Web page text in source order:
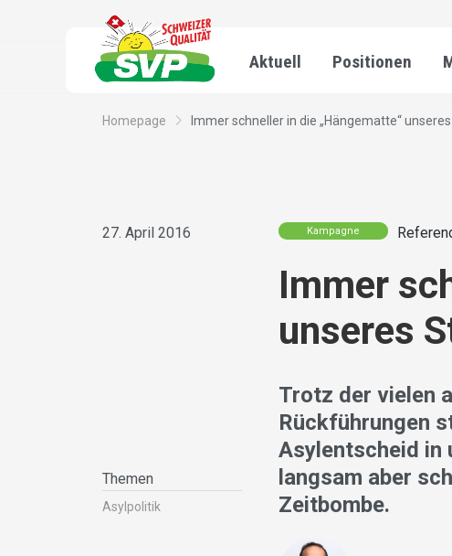
Aktuell Positionen
Homepage Immer schneller in die „Hängematte“ unseres
27. April 2016
Themen
Asylpolitik
Kampagne
Immer
unseres
Trotz der vielen
Rückführungen
Asylentscheid in
langsam aber
Zeitbombe.